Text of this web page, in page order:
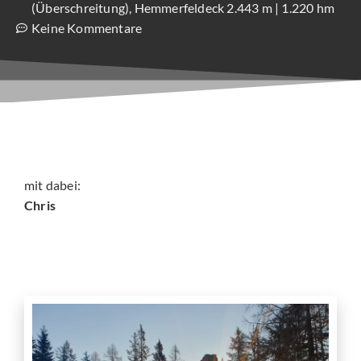
(Überschreitung), Hemmerfeldeck 2.443 m | 1.220 hm
Keine Kommentare
mit dabei:
Chris